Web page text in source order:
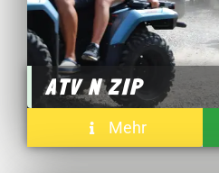
ATV N ZIP
Mehr